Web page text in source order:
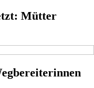
Mütter